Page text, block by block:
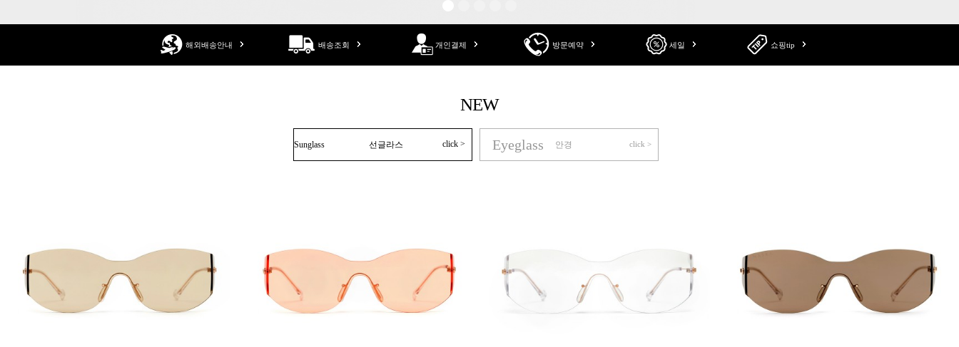
해외배송안내 배송조회 개인결제 방문예약 세일 쇼핑tip
NEW
Sunglass 선글라스 click > Eyeglass 안경 click >